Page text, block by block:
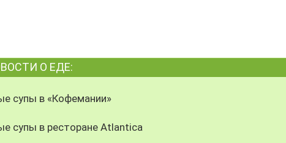
О ЕДЕ:
супы в «Кофемании»
супы в ресторане Atlantica